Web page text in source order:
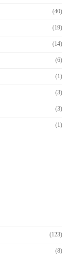
(40)
(19)
(14)
(6)
(1)
(3)
(3)
(1)
(123)
(8)